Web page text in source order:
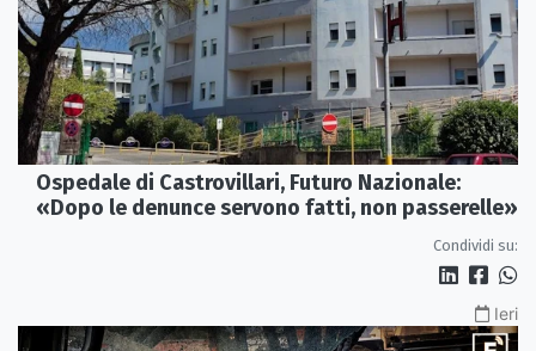
Ospedale di Castrovillari, Futuro Nazionale:
«Dopo le denunce servono fatti, non passerelle»
Condividi su:
Ieri